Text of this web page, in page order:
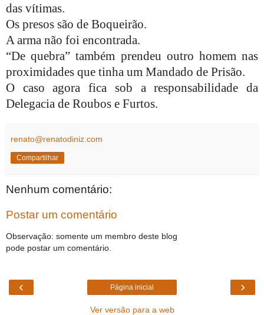
das vítimas.
Os presos são de Boqueirão.
A arma não foi encontrada.
“De quebra” também prendeu outro homem nas
proximidades que tinha um Mandado de Prisão.
O caso agora fica sob a responsabilidade da
Delegacia de Roubos e Furtos.
renato@renatodiniz.com
Compartilhar
Nenhum comentário:
Postar um comentário
Observação: somente um membro deste blog
pode postar um comentário.
‹ ›
Página inicial
Ver versão para a web